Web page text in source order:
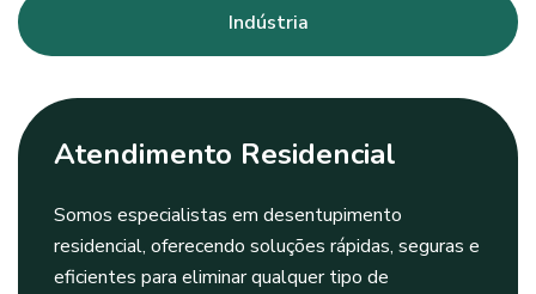
Indústria
Atendimento Residencial
Somos especialistas em desentupimento
residencial, oferecendo soluções rápidas, seguras e
eficientes para eliminar qualquer tipo de